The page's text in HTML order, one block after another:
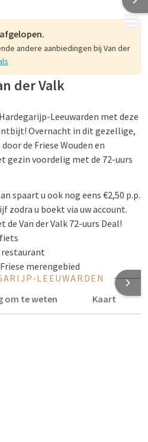
MENU
andere aanbiedingen bij Van der
der Valk
Leeuwarden met deze
Overnacht in dit gezellige,
de Friese Wouden en
gezin voordelig met de 72-uurs
spaart u ook nog eens €2,50 p.p.
zodra u boekt via uw account.
Van der Valk 72-uurs Deal!
merengebied
LEEUWARDEN
om te weten
Kaart